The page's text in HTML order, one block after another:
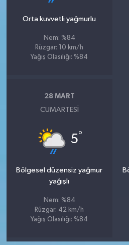
Orta kuvvetli yağmurlu
Nem: %84
Rüzgar: 10 km/h
Yağış Olasılığı: %84
28 MART
CUMARTESI
5°
Bölgesel düzensiz yağmur
yağışlı
Nem: %84
Rüzgar: 42 km/h
Yağış Olasılığı: %84